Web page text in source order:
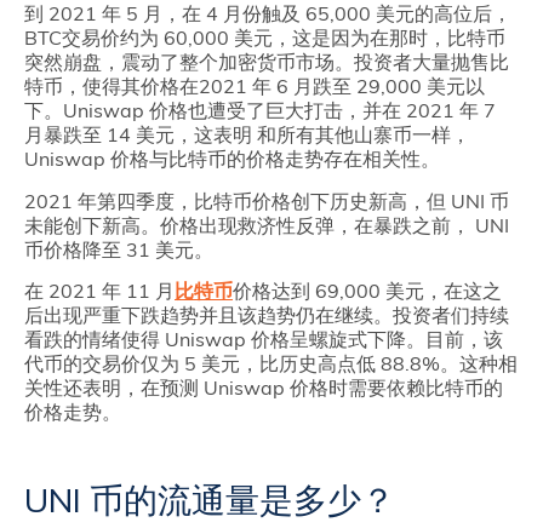
到 2021 年 5 月，在 4 月份触及 65,000 美元的高位后，
BTC交易价约为 60,000 美元，这是因为在那时，比特币
突然崩盘，震动了整个加密货币市场。投资者大量抛售比
特币，使得其价格在2021 年 6 月跌至 29,000 美元以
下。Uniswap 价格也遭受了巨大打击，并在 2021 年 7
月暴跌至 14 美元，这表明 和所有其他山寨币一样，
Uniswap 价格与比特币的价格走势存在相关性。
2021 年第四季度，比特币价格创下历史新高，但 UNI 币
未能创下新高。价格出现救济性反弹，在暴跌之前， UNI
币价格降至 31 美元。
在 2021 年 11 月 比特币价格达到 69,000 美元，在这之
后出现严重下跌趋势并且该趋势仍在继续。投资者们持续
看跌的情绪使得 Uniswap 价格呈螺旋式下降。目前，该
代币的交易价仅为 5 美元，比历史高点低 88.8%。这种相
关性还表明，在预测 Uniswap 价格时需要依赖比特币的
价格走势。
UNI 币的流通量是多少？